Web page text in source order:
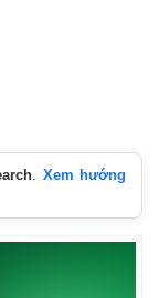
. Xem hướng